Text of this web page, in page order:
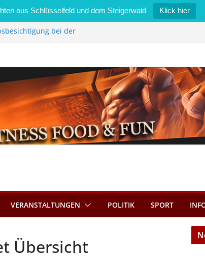
aus Schlüsselfeld und dem Steigerwald Klick hier
bei der
Anmeldung für
Euro
VERANSTALTUNGEN POLITIK SPORT
Übersicht